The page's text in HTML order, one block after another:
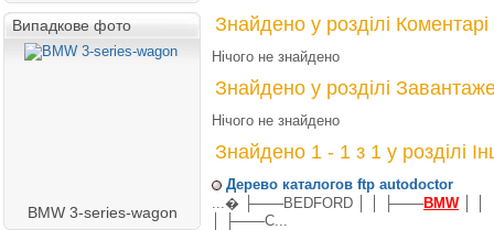
Випадкове фото
BMW 3-series-wagon
Знайдено у розділі Коментарі
Нічого не знайдено
Знайдено у розділі
Нічого не знайдено
Знайдено 1 - 1 з 1 у розділі
Дерево каталогов ftp autodoctor
...� ├───BEDFORD │ │ ├───BMW│ │
│ ├───C...